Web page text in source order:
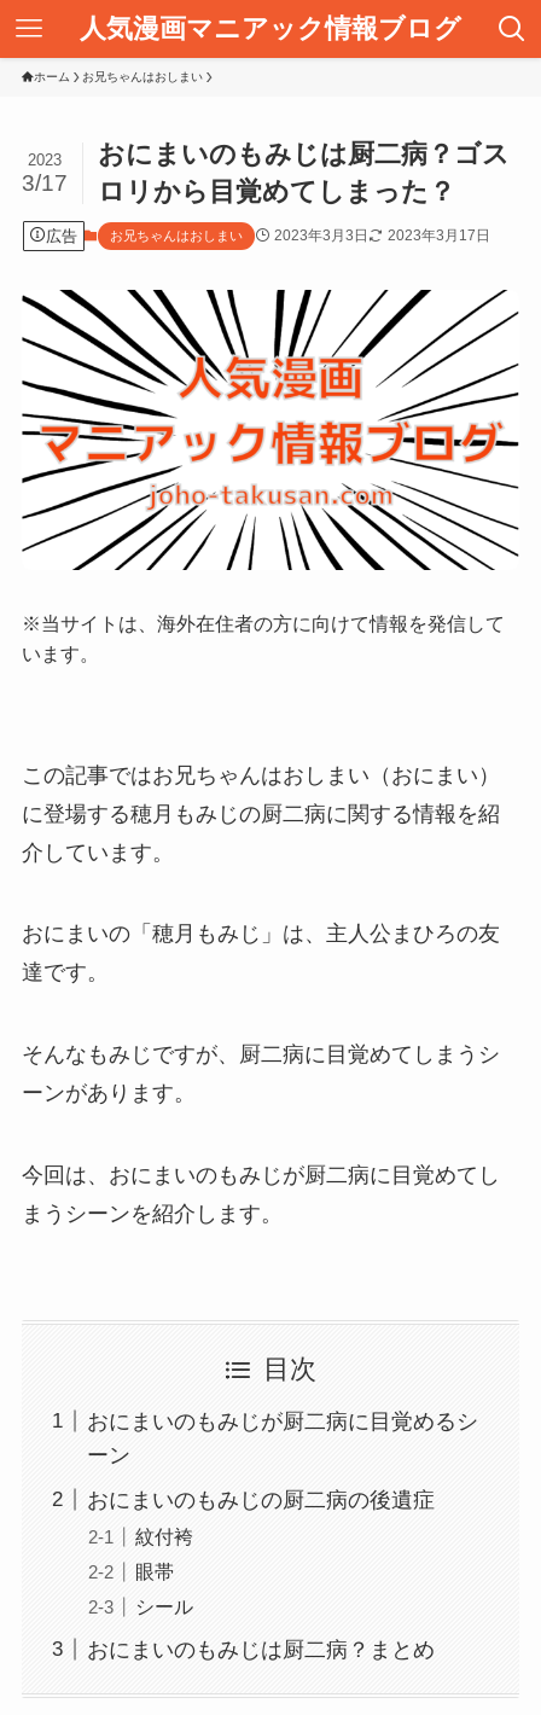
人気漫画マニアック情報ブログ
ホーム お兄ちゃんはおしまい
おにまいのもみじは厨二病？ゴス
ロリから目覚めてしまった？
2023
3/17
広告 お兄ちゃんはおしまい 2023年3月3日 2023年3月17日
※当サイトは、海外在住者の方に向けて情報を発信して
います。
この記事ではお兄ちゃんはおしまい（おにまい）
に登場する穂月もみじの厨二病に関する情報を紹
介しています。
おにまいの「穂月もみじ」は、主人公まひろの友
達です。
そんなもみじですが、厨二病に目覚めてしまうシ
ーンがあります。
今回は、おにまいのもみじが厨二病に目覚めてし
まうシーンを紹介します。
目次
おにまいのもみじが厨二病に目覚めるシ
ーン
おにまいのもみじの厨二病の後遺症
紋付袴
眼帯
シール
おにまいのもみじは厨二病？まとめ